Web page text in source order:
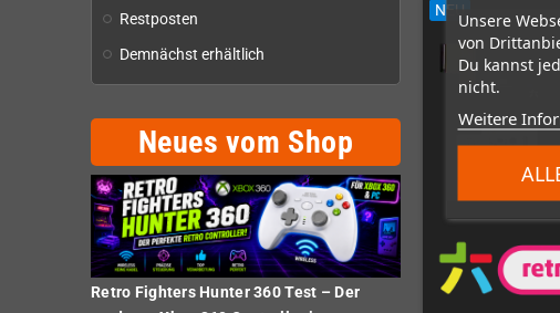
Unsere
von
Du kannst
nicht.
Weitere
Restposten
Demnächst erhältlich
Neues vom Shop
Retro Fighters Hunter 360 Test – Der
NEU